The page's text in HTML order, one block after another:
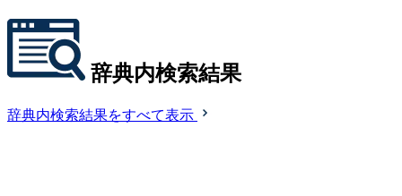
辞典内検索結果
辞典内検索結果をすべて表示